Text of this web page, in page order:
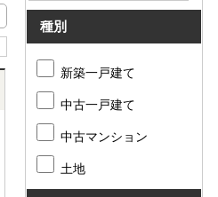
種別
新築一戸建て
中古一戸建て
中古マンション
土地